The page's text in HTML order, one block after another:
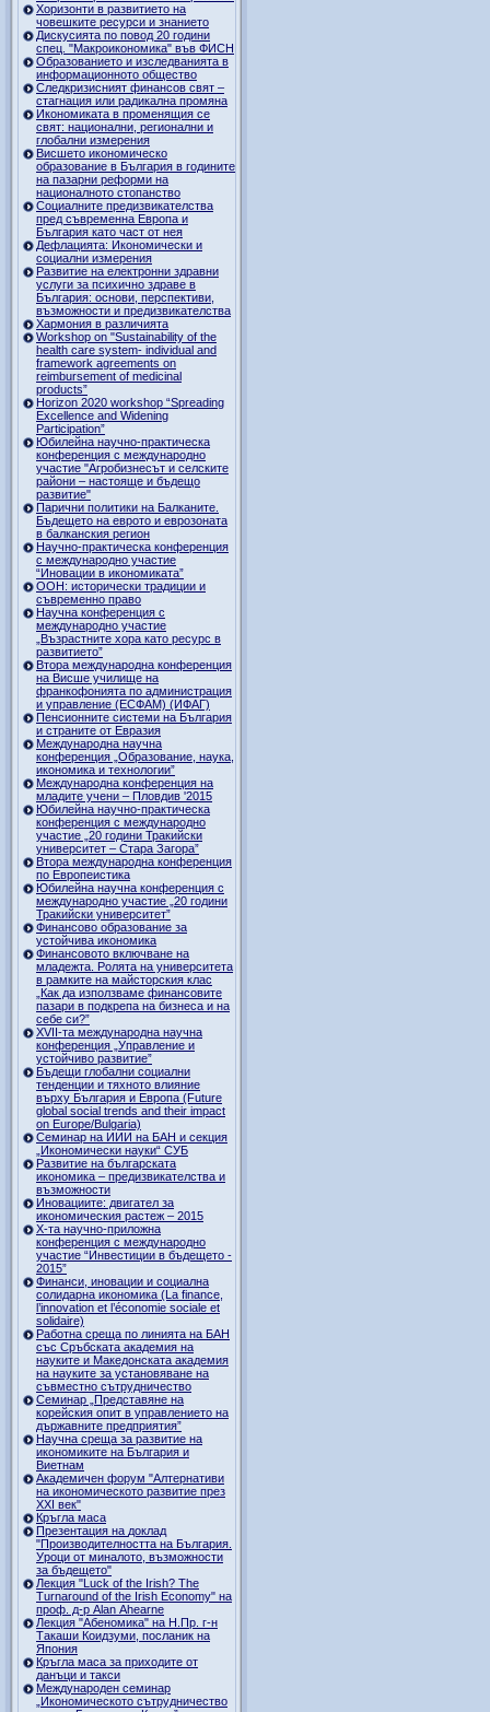
Хоризонти в развитието на
човешките ресурси и знанието
Дискусията по повод 20 години
спец. "Макроикономика" във ФИСН
Образованието и изследванията в
информационното общество
Следкризисният финансов свят –
стагнация или радикална промяна
Икономиката в променящия се
свят: национални, регионални и
глобални измерения
Висшето икономическо
образование в България в годините
на пазарни реформи на
националното стопанство
Социалните предизвикателства
пред съвременна Европа и
България като част от нея
Дефлацията: Икономически и
социални измерения
Развитие на електронни здравни
услуги за психично здраве в
България: основи, перспективи,
възможности и предизвикателства
Хармония в различията
Workshop on "Sustainability of the
health care system- individual and
framework agreements on
reimbursement of medicinal
products”
Horizon 2020 workshop “Spreading
Excellence and Widening
Participation”
Юбилейна научно-практическа
конференция с международно
участие "Агробизнесът и селските
райони – настояще и бъдещо
развитие"
Парични политики на Балканите.
Бъдещето на еврото и еврозоната
в балканския регион
Научно-практическа конференция
с международно участие
“Иновации в икономиката”
ООН: исторически традиции и
съвременно право
Научна конференция с
международно участие
„Възрастните хора като ресурс в
развитието”
Втора международна конференция
на Висше училище на
франкофонията по администрация
и управление (ЕСФАМ) (ИФАГ)
Пенсионните системи на България
и страните от Евразия
Международна научна
конференция „Образование, наука,
икономика и технологии”
Международна конференция на
младите учени – Пловдив '2015
Юбилейна научно-практическа
конференция с международно
участие „20 години Тракийски
университет – Стара Загора”
Втора международна конференция
по Европеистика
Юбилейна научна конференция с
международно участие „20 години
Тракийски университет”
Финансово образование за
устойчива икономика
Финансовото включване на
младежта. Ролята на университета
в рамките на майсторския клас
„Как да използваме финансовите
пазари в подкрепа на бизнеса и на
себе си?”
XVII-та международна научна
конференция „Управление и
устойчиво развитие”
Бъдещи глобални социални
тенденции и тяхното влияние
върху България и Европа (Future
global social trends and their impact
on Europe/Bulgaria)
Семинар на ИИИ на БАН и секция
„Икономически науки“ СУБ
Развитие на българската
икономика – предизвикателства и
възможности
Иновациите: двигател за
икономическия растеж – 2015
Х-та научно-приложна
конференция с международно
участие “Инвестиции в бъдещето -
2015”
Финанси, иновации и социална
солидарна икономика (La finance,
l’innovation et l’économie sociale et
solidaire)
Работна среща по линията на БАН
със Сръбската академия на
науките и Македонската академия
на науките за установяване на
съвместно сътрудничество
Семинар „Представяне на
корейския опит в управлението на
държавните предприятия”
Научна среща за развитие на
икономиките на България и
Виетнам
Академичен форум "Алтернативи
на икономическото развитие през
XXI век"
Кръгла маса
Презентация на доклад
"Производителността на България.
Уроци от миналото, възможности
за бъдещето"
Лекция "Luck of the Irish? The
Turnaround of the Irish Economy" на
проф. д-р Alan Ahearne
Лекция "Абеномика" на Н.Пр. г-н
Такаши Коидзуми, посланик на
Япония
Кръгла маса за приходите от
данъци и такси
Международен семинар
„Икономическото сътрудничество